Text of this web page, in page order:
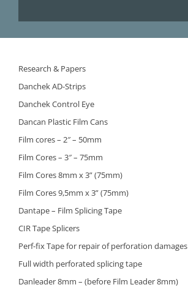
CONTROLE
Research & Papers
Danchek AD-Strips
Danchek Control Eye
Dancan Plastic Film Cans
Film cores – 2″ – 50mm
Film Cores – 3″ – 75mm
Film Cores 8mm x 3” (75mm)
Film Cores 9,5mm x 3” (75mm)
Dantape – Film Splicing Tape
CIR Tape Splicers
Perf-fix Tape for repair of perforation damages
Full width perforated splicing tape
Danleader 8mm – (before Film Leader 8mm)